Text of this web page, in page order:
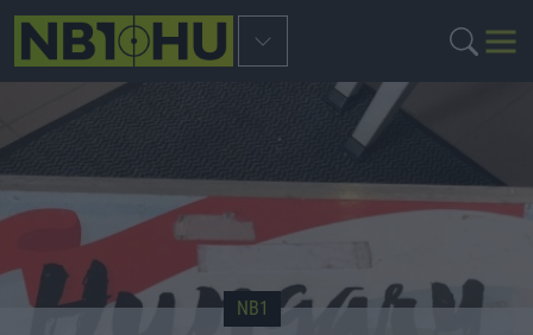
NB1